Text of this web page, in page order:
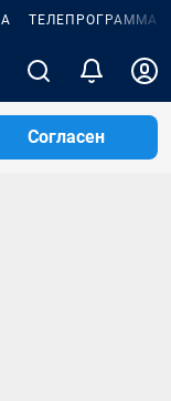
ТЕЛЕПРОГРАММА
Согласен